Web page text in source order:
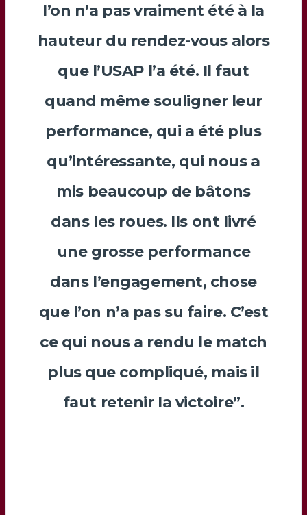
l’on n’a pas vraiment été à la
hauteur du rendez-vous alors
que l’USAP l’a été. Il faut
quand même souligner leur
performance, qui a été plus
qu’intéressante, qui nous a
mis beaucoup de bâtons
dans les roues. Ils ont livré
une grosse performance
dans l’engagement, chose
que l’on n’a pas su faire. C’est
ce qui nous a rendu le match
plus que compliqué, mais il
faut retenir la victoire”.